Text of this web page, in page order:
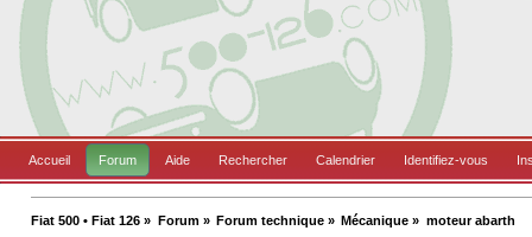
Accueil Forum Aide Rechercher Calendrier Identifiez-vous
Fiat 500 • Fiat 126 » Forum» Forum technique» Mécanique » moteur abarth